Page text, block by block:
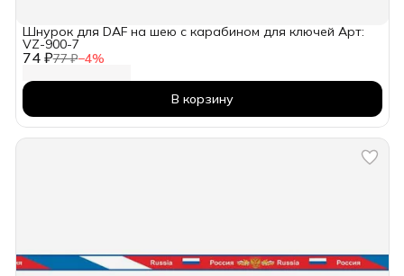
74 ₽77 ₽−4%
Шнурок для DAF на шею с карабином для ключей Арт:
VZ-900-7
В корзину